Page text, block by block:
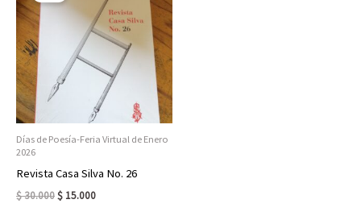
Días de Poesía-Feria Virtual de Enero
2026
Revista Casa Silva No. 26
$30.000 Original
$ 15.000Current